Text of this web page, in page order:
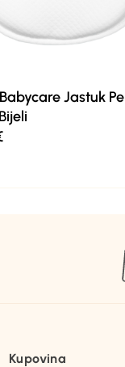
Jastuk
Kupovina